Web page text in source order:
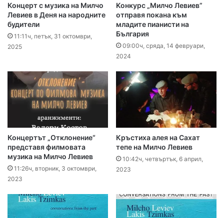
Концерт с музика на Милчо
Левиев в Деня на народните
будители
11:11ч, петък, 31 октомври,
2025
Kонкурс „Милчо Левиев”
отправя покана към
младите пианисти на
България
09:00ч, сряда, 14 февруари,
2024
Концертът „Отклонение“
представя филмовата
музика на Милчо Левиев
11:26ч, вторник, 3 октомври,
2023
Кръстиха алея на Сахат
тепе на Милчо Левиев
10:42ч, четвъртък, 6 април,
2023